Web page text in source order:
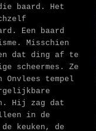
baard. Het
Een baard
Misschien
dat ding af te
scheermes. Ze
tempel
Hij zag dat
in de
keuken, de